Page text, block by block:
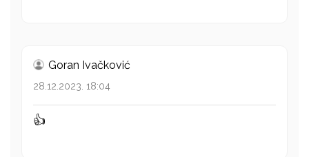
Goran Ivačković
28.12.2023. 18:04
👍